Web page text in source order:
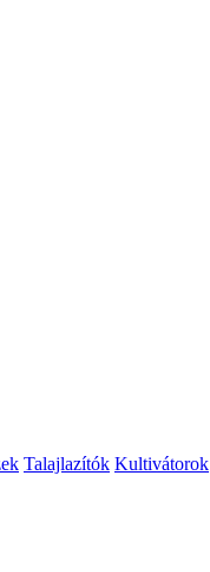
Talajlazítók Kultivátorok